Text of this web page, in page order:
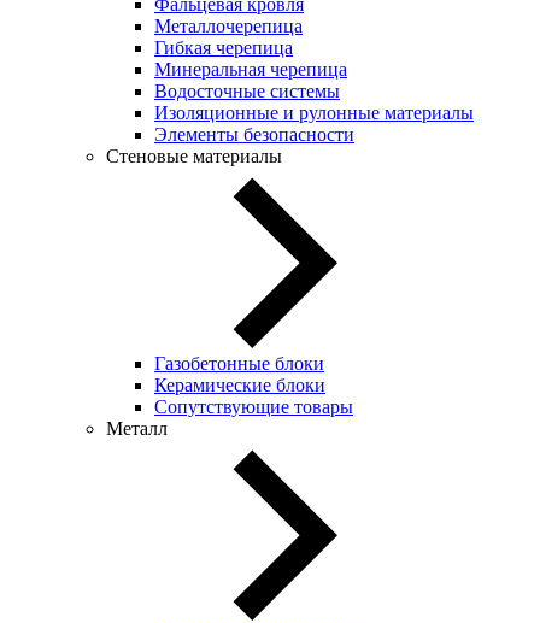
Металлочерепица
Гибкая черепица
Минеральная черепица
Водосточные системы
Изоляционные и рулонные материалы
Элементы безопасности
Стеновые материалы
Газобетонные блоки
Керамические блоки
Сопутствующие товары
Металл